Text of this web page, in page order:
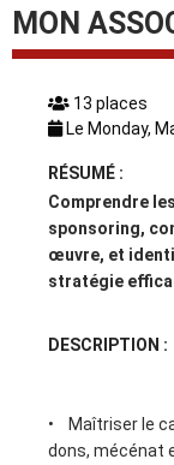
MON
13 places
RÉSUMÉ :
Comprendre
sponsoring,
œuvre, et
stratégie
DESCRIPTION :
• Maîtriser le
dons, mécénat